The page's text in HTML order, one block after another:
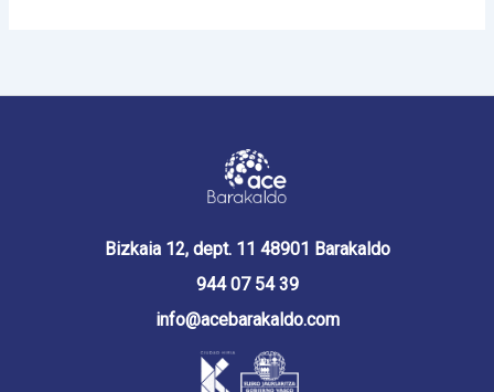
Bizkaia 12, dept. 11 48901 Barakaldo
944 07 54 39
info@acebarakaldo.com